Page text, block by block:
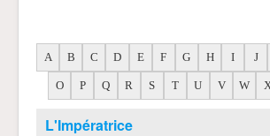
A B C D E F G H I J
O P Q R S T U V W
L'Impératrice